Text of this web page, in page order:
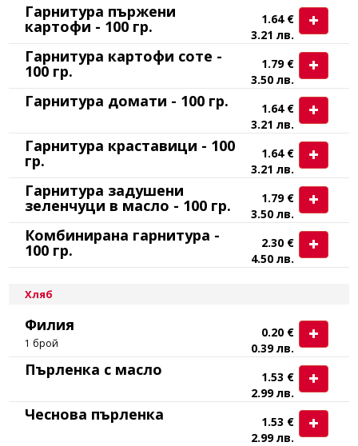
Гарнитура пържени
картофи - 100 гр.
1.64 €
3.21 лв.
Гарнитура картофи соте -
100 гр.
1.79 €
3.50 лв.
Гарнитура домати - 100 гр.
1.64 €
3.21 лв.
Гарнитура краставици - 100
гр.
1.64 €
3.21 лв.
Гарнитура задушени
зеленчуци в масло - 100 гр.
1.79 €
3.50 лв.
Комбинирана гарнитура -
100 гр.
2.30 €
4.50 лв.
Хляб
Филия
1 брой
0.20 €
0.39 лв.
Пърленка с масло
1.53 €
2.99 лв.
Чеснова пърленка
1.53 €
2.99 лв.